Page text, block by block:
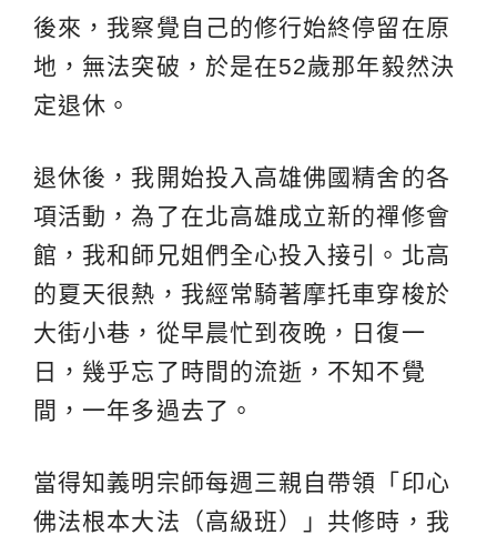
後來，我察覺自己的修行始終停留在原
地，無法突破，於是在52歲那年毅然決
定退休。
退休後，我開始投入高雄佛國精舍的各
項活動，為了在北高雄成立新的禪修會
館，我和師兄姐們全心投入接引。北高
的夏天很熱，我經常騎著摩托車穿梭於
大街小巷，從早晨忙到夜晚，日復一
日，幾乎忘了時間的流逝，不知不覺
間，一年多過去了。
當得知義明宗師每週三親自帶領「印心
佛法根本大法（高級班）」共修時，我